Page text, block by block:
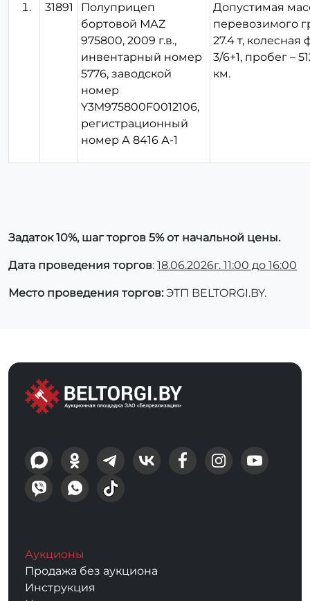
31891
Полуприцеп
бортовой МАZ
975800, 2009 г.в.,
инвентарный номер
5776, заводской
номер
Y3M975800F0012106,
регистрационный
номер А 8416 А-1
Допустимая
перевозимого
27.4 т, колесная
3/6+1, пробег –
км.
Задаток 10%, шаг торгов 5% от начальной цены.
Дата проведения торгов: 18.06.2026г. 11:00 до 16:00
Место проведения торгов:ЭТП BELTORGI.BY.
Аукционы
Продажа без аукциона
Инструкция